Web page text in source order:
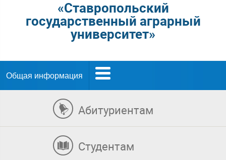
«Ставропольский
государственный аграрный
университет»
Общая информация
Абитуриентам
Студентам